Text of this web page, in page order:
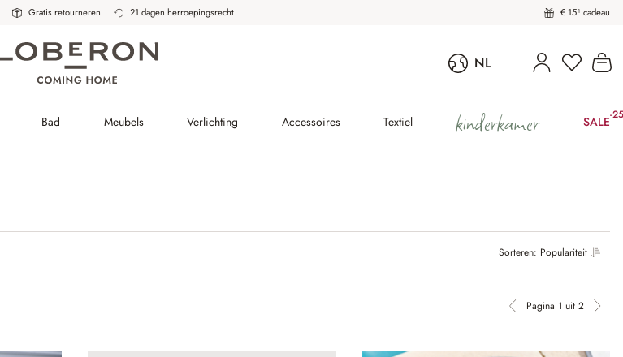
Gratis retourneren 21 dagen herroepingsrecht € 15¹ cadeau
NL
Bad Meubels Verlichting Accessoires Textiel kinderkamer SALE-
Sorteren: Populariteit
Pagina 1 uit 2